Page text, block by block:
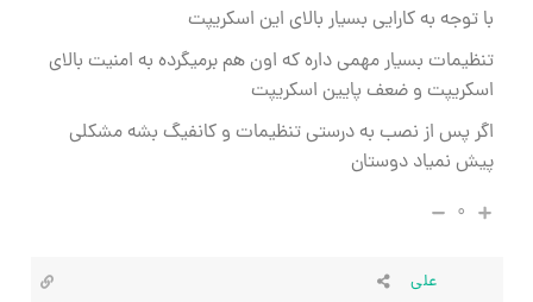
با توجه به کارایی بسیار بالای این اسکریپت
تنظیمات بسیار مهمی داره که اون هم برمیگرده به امنیت بالای
اسکریپت و ضعف پایین اسکریپت
اگر پس از نصب به درستی تنظیمات و کانفیگ بشه مشکلی
پیش نمیاد دوستان
۰
علی